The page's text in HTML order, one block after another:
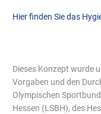
Hier finden Sie das
Dieses Konzept wurde
Vorgaben und den
Olympischen
Hessen (LSBH), des